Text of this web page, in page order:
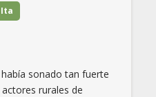
sonado tan fuerte
rurales de